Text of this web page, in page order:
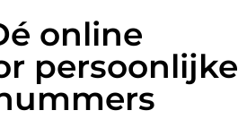
online
persoonlijke